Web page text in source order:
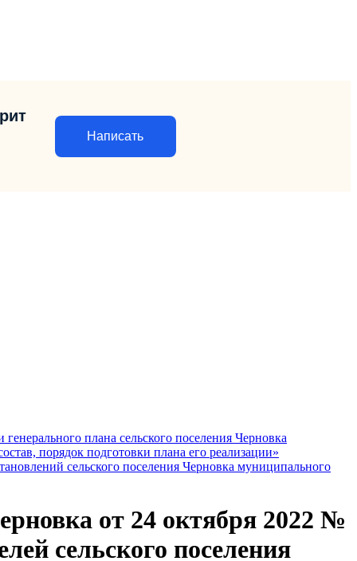
Написать
плана сельского поселения Черновка
порядок подготовки плана его реализации»
сельского поселения Черновка муниципального
от 24 октября 2022 №
сельского поселения